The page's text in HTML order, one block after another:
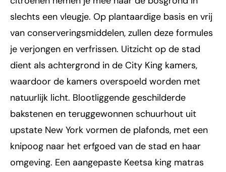
slechts een vleugje. Op plantaardige basis en vrij
van conserveringsmiddelen, zullen deze formules
je verjongen en verfrissen. Uitzicht op de stad
dient als achtergrond in de City King kamers,
waardoor de kamers overspoeld worden met
natuurlijk licht. Blootliggende geschilderde
bakstenen en teruggewonnen schuurhout uit
upstate New York vormen de plafonds, met een
knipoog naar het erfgoed van de stad en haar
omgeving. Een aangepaste Keetsa king matras